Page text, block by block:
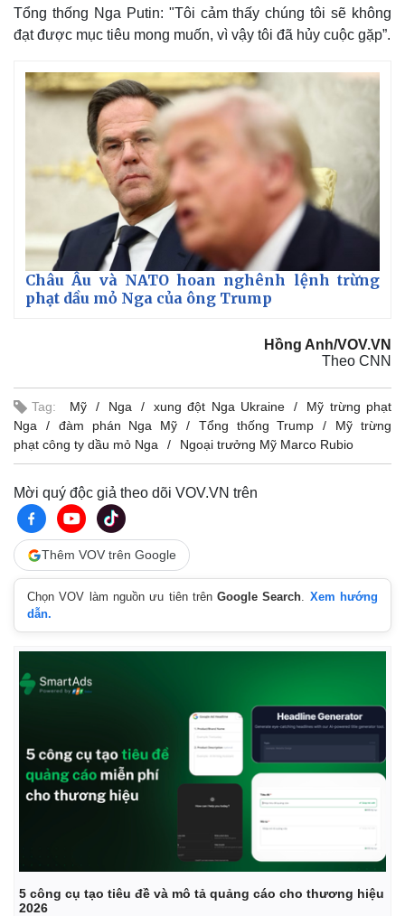
Hồ sơ
Multimedia
E-Magazine
Infographic
Tổng thống Nga Putin: "Tôi cảm thấy chúng tôi sẽ không
đạt được mục tiêu mong muốn, vì vậy tôi đã hủy cuộc gặp”.
Châu Âu và NATO hoan nghênh lệnh trừng
phạt dầu mỏ Nga của ông Trump
Hồng Anh/VOV.VN
Theo CNN
Tag: Mỹ Nga xung đột Nga Ukraine
Mỹ trừng phạt
Nga
đàm phán Nga Mỹ Tổng thống Trump
Mỹ trừng
phạt công ty dầu mỏ Nga
Ngoại trưởng Mỹ Marco Rubio
Mời quý độc giả theo dõi VOV.VN trên
Thêm VOV trên Google
Chọn VOV làm nguồn ưu tiên trênGoogle Search. Xem hướng
dẫn.
5 công cụ tạo tiêu đề và mô tả quảng cáo cho thương hiệu
2026